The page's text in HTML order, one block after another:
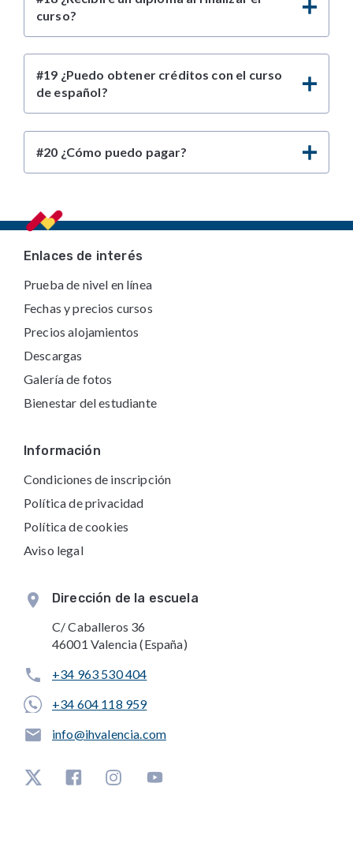
curso?
#19 ¿Puedo obtener créditos con el curso
de español?
#20 ¿Cómo puedo pagar?
FooterEnlaces de interés
Prueba de nivel en línea
Fechas y precios cursos
Precios alojamientos
Descargas
Galería de fotos
Bienestar del estudiante
Información
Condiciones de inscripción
Política de privacidad
Política de cookies
Aviso legal
Dirección de la escuela
C/ Caballeros 36
46001 Valencia (España)
+34 963 530 404
+34 604 118 959
info@ihvalencia.com